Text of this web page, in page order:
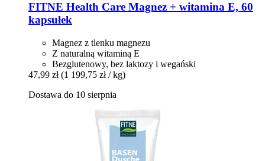
FITNE Health Care Magnez + witamina E, 60
kapsułek
Magnez z tlenku magnezu
Z naturalną witaminą E
Bezglutenowy, bez laktozy i wegański
47,99 zł (1 199,75 zł / kg)
Dostawa do 10 sierpnia